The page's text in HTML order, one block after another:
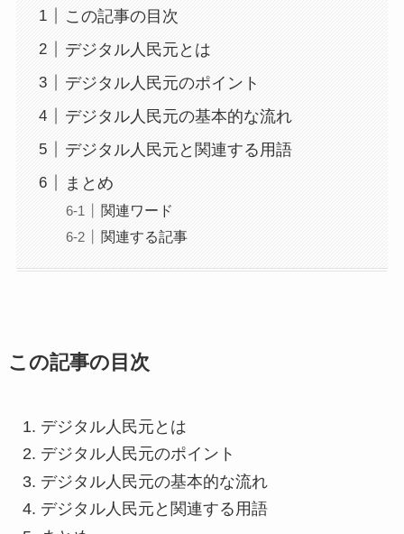
この記事の目次
デジタル人民元とは
デジタル人民元のポイント
デジタル人民元の基本的な流れ
デジタル人民元と関連する用語
まとめ
関連ワード
関連する記事
この記事の目次
デジタル人民元とは
デジタル人民元のポイント
デジタル人民元の基本的な流れ
デジタル人民元と関連する用語